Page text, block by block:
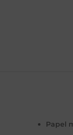
Papel